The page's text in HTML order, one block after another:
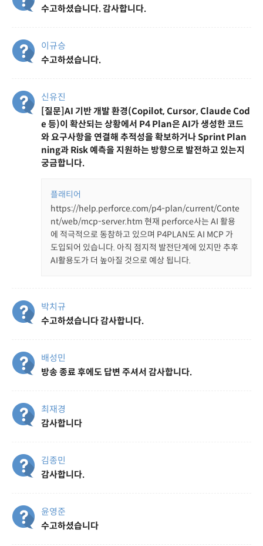
수고하셨습니다. 감사합니다.
이규승
수고하셨습니다.
신유진
[질문]AI 기반 개발 환경(Copilot, Cursor, Claude Cod
e 등)이 확산되는 상황에서 P4 Plan은 AI가 생성한 코드
와 요구사항을 연결해 추적성을 확보하거나 Sprint Plan
ning과 Risk 예측을 지원하는 방향으로 발전하고 있는지
궁금합니다.
플래티어
https://help.perforce.com/p4-plan/current/Conte
nt/web/mcp-server.htm 현재 perforce사는 AI 활용
에 적극적으로 동참하고 있으며 P4PLAN도 AI MCP 가
도입되어 있습니다. 아직 점지적 발전단계에 있지만 추후
AI활용도가 더 높아질 것으로 예상 됩니다.
박치규
수고하셨습니다 감사합니다.
배성민
방송 종료 후에도 답변 주셔서 감사합니다.
최재경
감사합니다
김종민
감사합니다.
윤영준
수고하셨습니다